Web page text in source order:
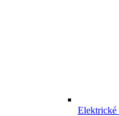
Elektrické